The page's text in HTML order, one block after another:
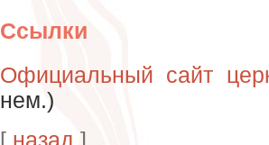
Ссылки
Официальный сайт
нем.)
[ назад ]